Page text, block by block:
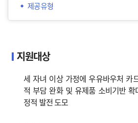
제공유형
지원대상
세 자녀 이상 가정에 우유바우처 카
적 부담 완화 및 유제품 소비기반
정적 발전 도모